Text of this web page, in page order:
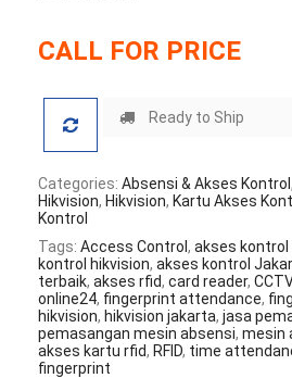
CALL FOR PRICE
Ready to Ship
Categories: Absensi & Akses Kontrol ,
Hikvision, Hikvision, Kartu Akses
Kontrol
Tags: Access Control , akses
kontrol hikvision, akses kontrol
terbaik, akses rfid, card reader,
online24, fingerprint attendance,
hikvision, hikvision jakarta, jasa
pemasangan mesin absensi, mesin
akses kartu rfid, RFID, time
fingerprint